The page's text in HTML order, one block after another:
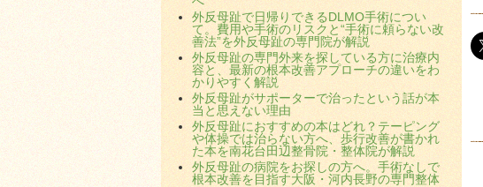
外反母趾で日帰りできるDLMO手術につい
て。費用や手術のリスクと“手術に頼らない改
善法”を外反母趾の専門院が解説
外反母趾の専門外来を探している方に治療内
容と、最新の根本改善アプローチの違いをわ
かりやすく解説
外反母趾がサポーターで治ったという話が本
当と思えない理由
外反母趾におすすめの本はどれ？テーピング
や体操では治らない方へ、歩行改善が書かれ
た本を南花台田辺整骨院・整体院が解説
外反母趾の病院をお探しの方へ。手術なしで
根本改善を目指す大阪・河内長野の専門整体